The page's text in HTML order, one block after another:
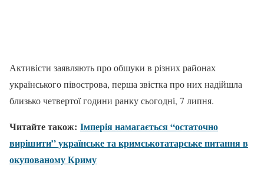
Активісти заявляють про обшуки в різних районах
українського півострова, перша звістка про них надійшла
близько четвертої години ранку сьогодні, 7 липня.
Читайте також: Імперія намагається “остаточно
вирішити” українське та кримськотатарське питання в
окупованому Криму